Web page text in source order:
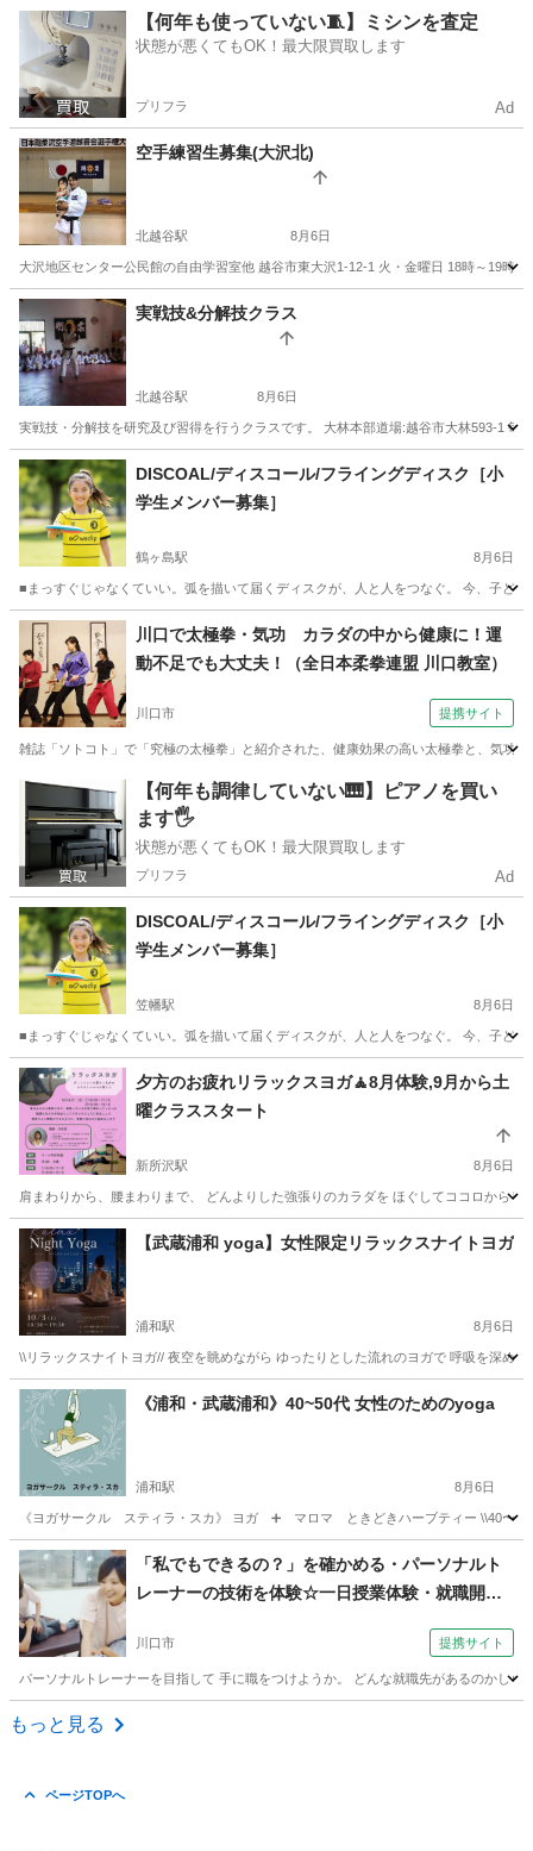
埼玉 さいたま市 宮原駅 ヨガ 姿勢
【何年も使っていない🧵】ミシンを査定
状態が悪くてもOK！最大限買取します
プリフラ Ad
空手練習生募集(大沢北)
北越谷駅 8月6日
大沢地区センター公民館の自由学習室他 越谷市東大沢1-12-1 火・金曜日 18時～19
埼玉 越谷市 北越谷駅 スポーツ
実戦技&分解技クラス
北越谷駅 8月6日
実戦技・分解技を研究及び習得を行うクラスです。 大林本部道場:越谷市大林593-1
埼玉 越谷市 クラス
DISCOAL/ディスコール/フライングディスク［小
学生メンバー募集］
鶴ヶ島駅 8月6日
■まっすぐじゃなくていい。弧を描いて届くディスクが、人と人をつなぐ。 今、子ど
埼玉 鶴ヶ島市 鶴ヶ島駅 その他 子ども
川口で太極拳・気功 カラダの中から健康に！運
動不足でも大丈夫！（全日本柔拳連盟 川口教室）
川口市 提携サイト
雑誌「ソトコト」で「究極の太極拳」と紹介された、健康効果の高い太極拳と、気功
埼玉 川口市 太極拳
【何年も調律していない🎹】ピアノを買い
ます🖐️
状態が悪くてもOK！最大限買取します
プリフラ Ad
DISCOAL/ディスコール/フライングディスク［小
学生メンバー募集］
笠幡駅 8月6日
■まっすぐじゃなくていい。弧を描いて届くディスクが、人と人をつなぐ。 今、子ど
埼玉 川越市 笠幡駅 その他 子ども
夕方のお疲れリラックスヨガ🧘8月体験,9月から土
曜クラススタート
新所沢駅 8月6日
肩まわりから、腰まわりまで、 どんよりした強張りのカラダを ほぐしてココロから
埼玉 所沢市 新所沢駅 月謝
【武蔵浦和 yoga】女性限定リラックスナイトヨガ
浦和駅 8月6日
\\リラックスナイトヨガ// 夜空を眺めながら ゆったりとした流れのヨガで 呼吸を深め
埼玉 さいたま市 浦和駅 ヨガ 初心者
《浦和・武蔵浦和》40~50代 女性のためのyoga
浦和駅 8月6日
《ヨガサークル スティラ・スカ》 ヨガ ➕ マロマ ときどきハーブティー \\40〜50
埼玉 さいたま市 浦和駅 ヨガ 公民館
「私でもできるの？」を確かめる・パーソナルト
レーナーの技術を体験☆一日授業体験・就職開業
川口市 提携サイト
パーソナルトレーナーを目指して 手に職をつけようか。 どんな就職先があるのか
埼玉 川口市
もっと見る
ページTOPへ